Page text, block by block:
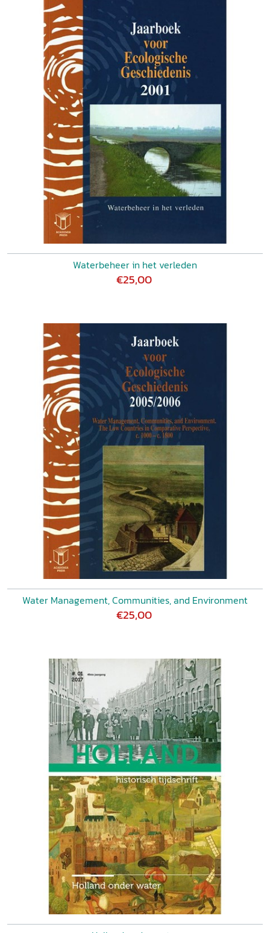
Waterbeheer in het verleden
€25,00
Water Management, Communities, and Environment
€25,00